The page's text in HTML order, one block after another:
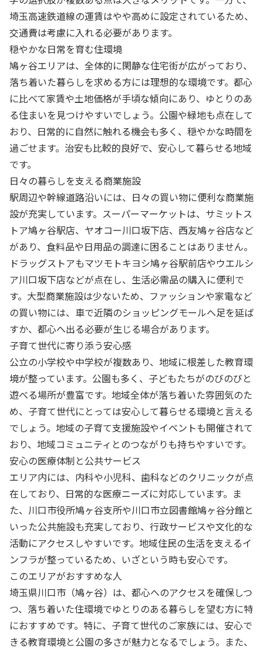
埼玉高速鉄道線の運賃はやや高めに設定されているため、
交通費は考慮に入れる必要があります。
穏やかな日常を育む住環境
鳩ヶ谷エリアは、全体的に閑静な住宅街が広がっており、
落ち着いた暮らしを求める方には理想的な環境です。都心
に比べて家賃や土地価格が手頃な傾向にあり、ゆとりのあ
る住まいを見つけやすいでしょう。公園や緑地も点在して
おり、日常的に自然に触れる機会も多く、穏やかな時間を
過ごせます。治安も比較的良好で、安心して暮らせる地域
です。
日々の暮らしを支える商業施設
駅周辺や幹線道路沿いには、日々の買い物に便利な商業施
設が充実しています。スーパーマーケットは、サミットス
トア鳩ヶ谷駅店、ヤオコー川口坂下店、西友鳩ヶ谷店など
があり、食料品や日用品の調達に困ることはありません。
ドラッグストアもマツモトキヨシ鳩ヶ谷駅前店やウエルシ
ア川口坂下店などが点在し、生活必需品の購入に便利で
す。大型商業施設は少ないため、ファッションや家電など
の買い物には、車で近隣のショッピングモールへ足を延ば
すか、都心へ出る必要が生じる場合があります。
子育て世代に寄り添う安心感
公立の小学校や中学校が複数あり、地域に根差した教育環
境が整っています。公園も多く、子どもたちがのびのびと
遊べる場所が豊富です。地域全体が落ち着いた雰囲気のた
め、子育て世代にとっては安心して暮らせる環境と言える
でしょう。地域の子育て支援施設やイベントも開催されて
おり、地域コミュニティとのつながりも持ちやすいです。
安心の医療体制と公共サービス
エリア内には、内科や小児科、歯科などのクリニックが点
在しており、日常的な医療ニーズに対応しています。ま
た、川口市役所鳩ヶ谷支所や川口市立図書館鳩ヶ谷分館と
いった公共施設も充実しており、行政サービスや文化的な
活動にアクセスしやすいです。地域住民の生活を支えるイ
ンフラが整っているため、いざという時も安心です。
このエリアがおすすめな人
埼玉県川口市（鳩ヶ谷）は、都心へのアクセスを確保しつ
つ、落ち着いた住環境でゆとりのある暮らしを望む方に特
におすすめです。特に、子育て世代のご家族には、安心で
きる教育環境と公園の多さが魅力となるでしょう。また、